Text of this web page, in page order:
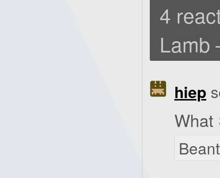
4
Lamb
hiep
What